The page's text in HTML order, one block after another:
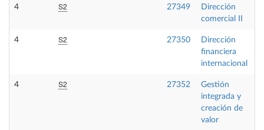
4 S2 27349
Dirección
comercial II
4 S2 27350
Dirección
financiera
internacional
4 S2 27352
Gestión
integrada y
creación de
valor